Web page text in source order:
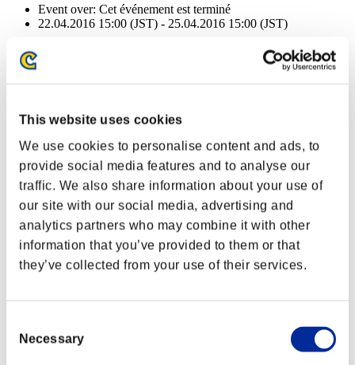
This website uses cookies
We use cookies to personalise content and ads, to
provide social media features and to analyse our
traffic. We also share information about your use of
our site with our social media, advertising and
analytics partners who may combine it with other
information that you’ve provided to them or that
they’ve collected from your use of their services.
Selection
Necessary
Event over: Cet événement est terminé
22.04.2016 15:00 (JST) - 25.04.2016 15:00 (JST)
Récompenses
Succès
Missions complétées: 5 ou plus
Tueur d'élite
Lv.2
Foudre
Lv.4
Missions complétées: 15 ou plus